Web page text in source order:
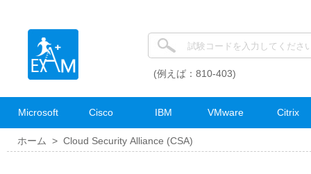
(例えば：810-403)
Microsoft Cisco IBM VMware Citrix
ホーム > Cloud Security Alliance (CSA)